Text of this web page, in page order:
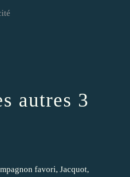
autres 3
favori, Jacquot,